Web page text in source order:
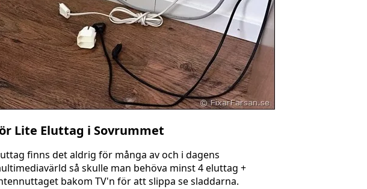
Lite Eluttag i Sovrummet
finns det aldrig för många av och i dagens
så skulle man behöva minst 4 eluttag +
bakom TV'n för att slippa se sladdarna.